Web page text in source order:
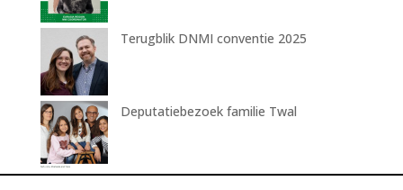
Terugblik DNMI conventie 2025
Deputatiebezoek familie Twal